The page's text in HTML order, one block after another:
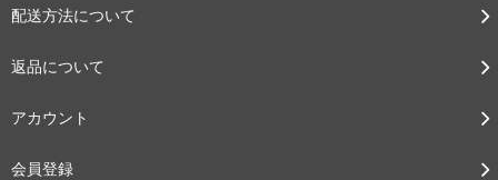
配送方法について
返品について
アカウント
会員登録